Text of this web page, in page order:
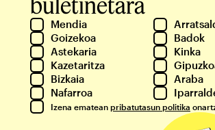
Mendia
Goizekoa
Badok
Astekaria
Kinka
Kazetaritza
Bizkaia
Araba
Nafarroa
Izena ematean pribatutasun politika